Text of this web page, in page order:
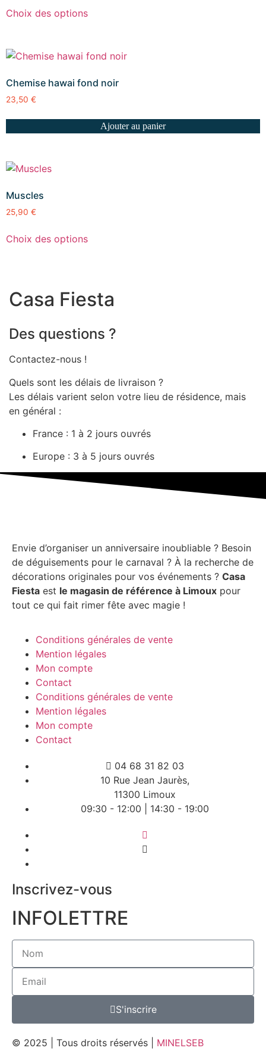
Choix des options
Chemise hawai fond noir
23,50 €
Ajouter au panier
Muscles
25,90 €
Choix des options
Casa Fiesta
Des questions ?
Contactez-nous !
Quels sont les délais de livraison ?
Les délais varient selon votre lieu de résidence, mais
en général :
France : 1 à 2 jours ouvrés
Europe : 3 à 5 jours ouvrés
Envie d’organiser un anniversaire inoubliable ? Besoin
de déguisements pour le carnaval ? À la recherche de
décorations originales pour vos événements ? Casa
Fiesta est le magasin de référence à Limoux pour
tout ce qui fait rimer fête avec magie !
Conditions générales de vente
Mention légales
Mon compte
Contact
Conditions générales de vente
Mention légales
Mon compte
Contact
04 68 31 82 03
10 Rue Jean Jaurès,
11300 Limoux
09:30 - 12:00 | 14:30 - 19:00
Inscrivez-vous
INFOLETTRE
S'inscrire
© 2025 | Tous droits réservés | MINELSEB